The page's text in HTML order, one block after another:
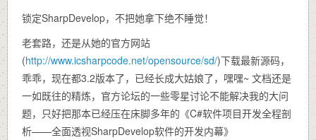
锁定SharpDevelop，不把她拿下绝不睡觉！
老套路，还是从她的官方网站
(http://www.icsharpcode.net/opensource/sd/)下载最新源码，
乖乖，现在都3.2版本了，已经长成大姑娘了，嘿嘿~ 文档还是
一如既往的精炼，官方论坛的一些零星讨论不能解决我的大问
题，只好把那本已经压在床脚多年的《C#软件项目开发全程剖
析——全面透视SharpDevelop软件的开发内幕》